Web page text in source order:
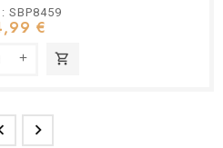
SBP8459
€
shopping_cart
